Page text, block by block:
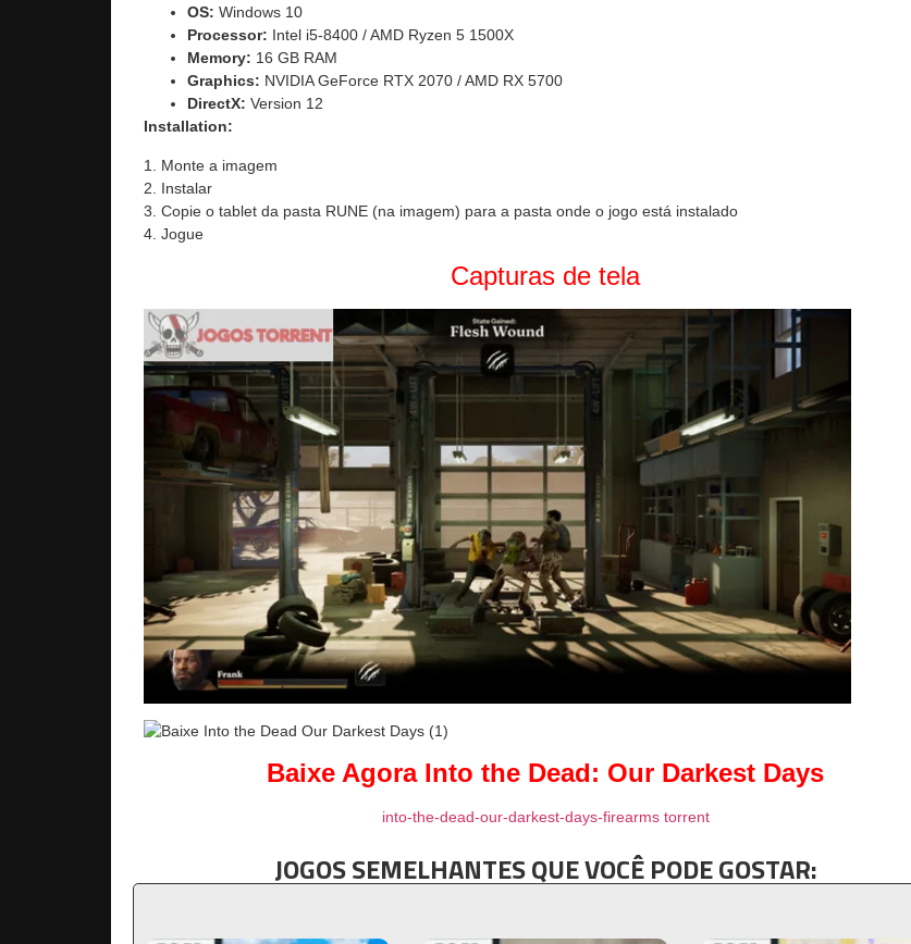
OS: Windows 10
Processor: Intel i5-8400 / AMD Ryzen 5 1500X
Memory: 16 GB RAM
Graphics: NVIDIA GeForce RTX 2070 / AMD RX 5700
DirectX: Version 12
Installation:
1. Monte a imagem
2. Instalar
3. Copie o tablet da pasta RUNE (na imagem) para a pasta onde o jogo está instalado
4. Jogue
Capturas de tela
Baixe Agora Into the Dead: Our Darkest Days
into-the-dead-our-darkest-days-firearms torrent
JOGOS SEMELHANTES QUE VOCÊ PODE GOSTAR: